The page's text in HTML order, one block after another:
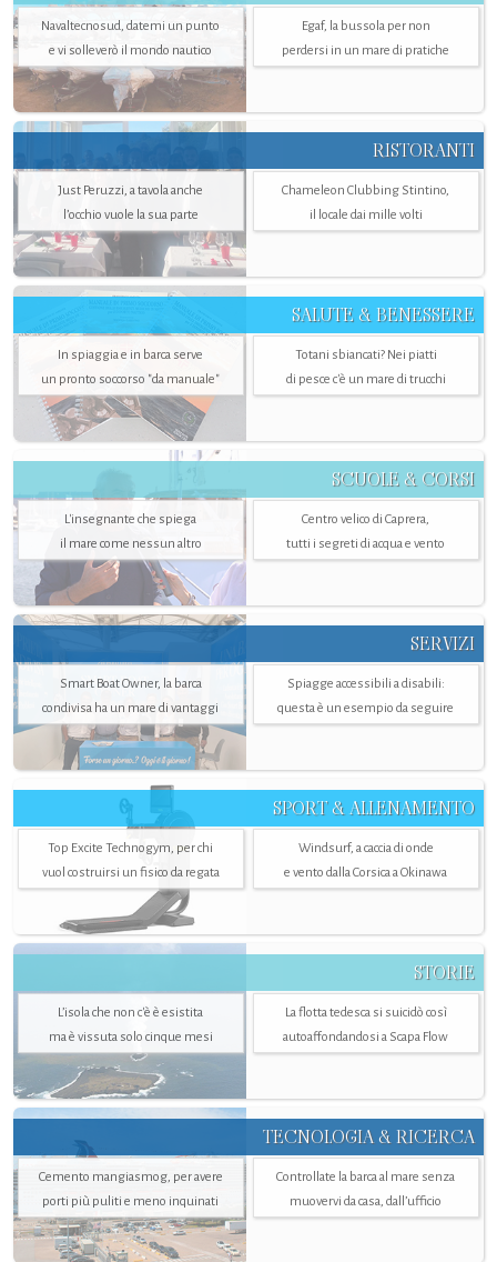
Navaltecnosud, datemi un punto
e vi solleverò il mondo nautico
Egaf, la bussola per non
perdersi in un mare di pratiche
RISTORANTI
Just Peruzzi, a tavola anche
l’occhio vuole la sua parte
Chameleon Clubbing Stintino,
il locale dai mille volti
SALUTE & BENESSERE
In spiaggia e in barca serve
un pronto soccorso "da manuale"
Totani sbiancati? Nei piatti
di pesce c'è un mare di trucchi
SCUOLE & CORSI
L'insegnante che spiega
il mare come nessun altro
Centro velico di Caprera,
tutti i segreti di acqua e vento
SERVIZI
Smart Boat Owner, la barca
condivisa ha un mare di vantaggi
Spiagge accessibili a disabili:
questa è un esempio da seguire
SPORT & ALLENAMENTO
Top Excite Technogym, per chi
vuol costruirsi un fisico da regata
Windsurf, a caccia di onde
e vento dalla Corsica a Okinawa
STORIE
L’isola che non c'è è esistita
ma è vissuta solo cinque mesi
La flotta tedesca si suicidò così
autoaffondandosi a Scapa Flow
TECNOLOGIA & RICERCA
Cemento mangiasmog, per avere
porti più puliti e meno inquinati
Controllate la barca al mare senza
muovervi da casa, dall’ufficio